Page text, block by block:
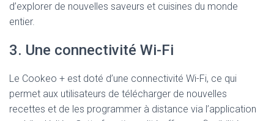
d’explorer de nouvelles saveurs et cuisines du monde
entier.
3. Une connectivité Wi-Fi
Le Cookeo + est doté d’une connectivité Wi-Fi, ce qui
permet aux utilisateurs de télécharger de nouvelles
recettes et de les programmer à distance via l’application